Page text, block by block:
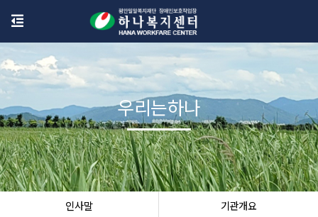
인사말
기관개요
우리는하나